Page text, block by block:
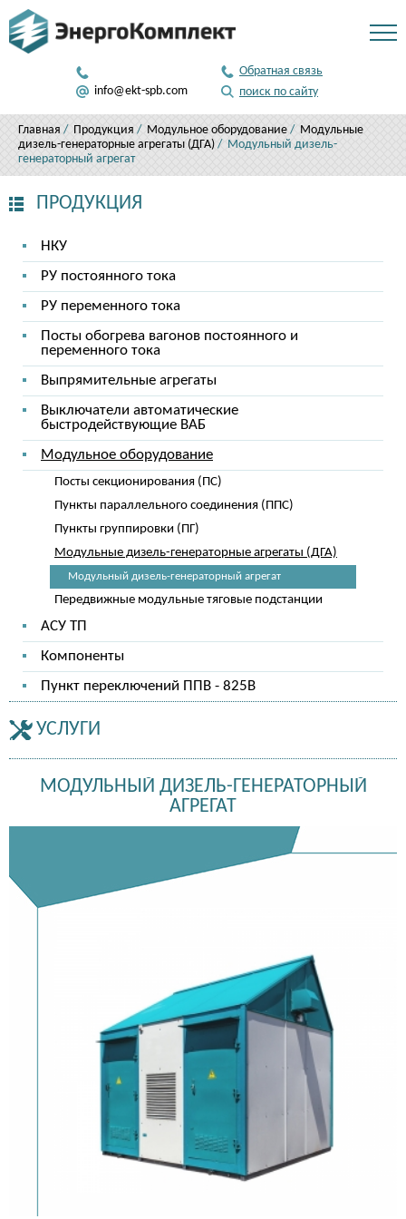
Обратная связь
info@ekt-spb.com
поиск по сайту
Главная / Продукция / Модульное оборудование / Модульные
дизель-генераторные агрегаты (ДГА) / Модульный дизель-
генераторный агрегат
ПРОДУКЦИЯ
НКУ
РУ постоянного тока
РУ переменного тока
Посты обогрева вагонов постоянного и
переменного тока
Выпрямительные агрегаты
Выключатели автоматические
быстродействующие ВАБ
Модульное оборудование
Посты секционирования (ПС)
Пункты параллельного соединения (ППС)
Пункты группировки (ПГ)
Модульные дизель-генераторные агрегаты (ДГА)
Модульный дизель-генераторный агрегат
Передвижные модульные тяговые подстанции
АСУ ТП
Компоненты
Пункт переключений ППВ - 825В
УСЛУГИ
МОДУЛЬНЫЙ ДИЗЕЛЬ-ГЕНЕРАТОРНЫЙ
АГРЕГАТ